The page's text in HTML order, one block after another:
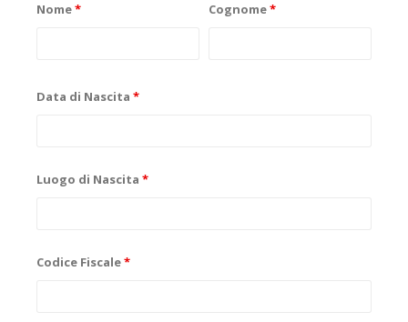
Nome* Cognome*
Data di Nascita *
Luogo di Nascita *
Codice Fiscale*